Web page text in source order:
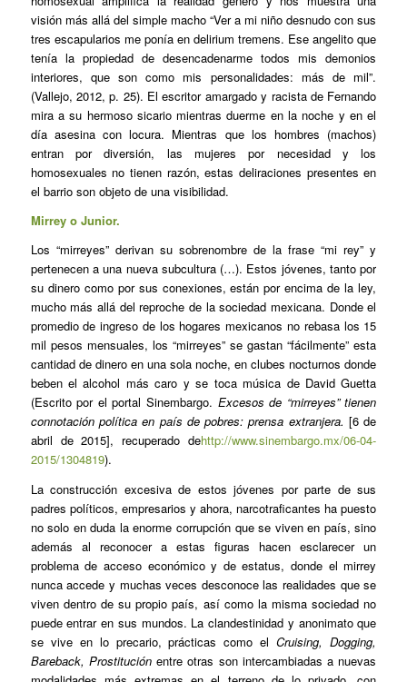
visión más allá del simple macho “Ver a mi niño desnudo con sus
tres escapularios me ponía en delirium tremens. Ese angelito que
tenía la propiedad de desencadenarme todos mis demonios
interiores, que son como mis personalidades: más de mil”.
(Vallejo, 2012, p. 25). El escritor amargado y racista de Fernando
mira a su hermoso sicario mientras duerme en la noche y en el
día asesina con locura. Mientras que los hombres (machos)
entran por diversión, las mujeres por necesidad y los
homosexuales no tienen razón, estas deliraciones presentes en
el barrio son objeto de una visibilidad.
Mirrey o Junior.
Los “mirreyes” derivan su sobrenombre de la frase “mi rey” y
pertenecen a una nueva subcultura (…). Estos jóvenes, tanto por
su dinero como por sus conexiones, están por encima de la ley,
mucho más allá del reproche de la sociedad mexicana. Donde el
promedio de ingreso de los hogares mexicanos no rebasa los 15
mil pesos mensuales, los “mirreyes” se gastan “fácilmente” esta
cantidad de dinero en una sola noche, en clubes nocturnos donde
beben el alcohol más caro y se toca música de David Guetta
(Escrito por el portal Sinembargo. Excesos de “mirreyes” tienen
connotación política en país de pobres: prensa extranjera.[6 de
abril de 2015], recuperado dehttp://www.sinembargo.mx/06-04-
2015/1304819).
La construcción excesiva de estos jóvenes por parte de sus
padres políticos, empresarios y ahora, narcotraficantes ha puesto
no solo en duda la enorme corrupción que se viven en país, sino
además al reconocer a estas figuras hacen esclarecer un
problema de acceso económico y de estatus, donde el mirrey
nunca accede y muchas veces desconoce las realidades que se
viven dentro de su propio país, así como la misma sociedad no
puede entrar en sus mundos. La clandestinidad y anonimato que
se vive en lo precario, prácticas como elCruising, Dogging,
Bareback, Prostituciónentre otras son intercambiadas a nuevas